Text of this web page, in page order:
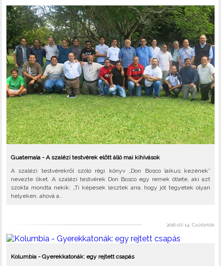
Guatemala - A szalézi testvérek előtt álló mai kihívások
A szalézi testvérekről szóló régi könyv „Don Bosco laikus kezének”
nevezte őket. A szalézi testvérek Don Bosco egy remek ötlete, aki azt
szokta mondta nekik: „Ti képesek lesztek arra, hogy jót tegyetek olyan
helyeken, ahová a..
2016-07-14, Csütörtök
Kolumbia - Gyerekkatonák: egy rejtett csapás